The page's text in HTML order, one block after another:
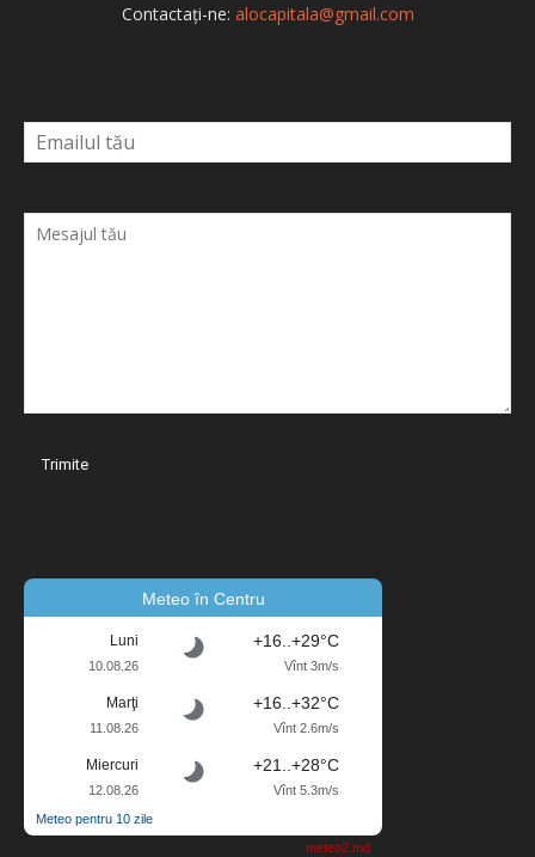
Contactați-ne: alocapitala@gmail.com
Meteo în Centru
Luni
10.08.26
+16..+29°C
Vînt 3m/s
Marţi
11.08.26
+16..+32°C
Vînt 2.6m/s
Miercuri
12.08.26
+21..+28°C
Vînt 5.3m/s
Meteo pentru 10 zile
meteo2.md